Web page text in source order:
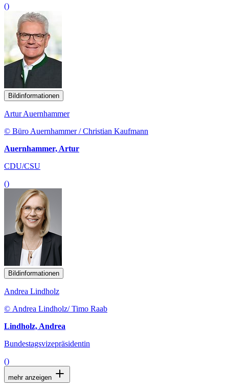
()
Bildinformationen
Artur Auernhammer
© Büro Auernhammer / Christian Kaufmann
Auernhammer, Artur
CDU/CSU
()
Bildinformationen
Andrea Lindholz
© Andrea Lindholz/ Timo Raab
Lindholz, Andrea
Bundestagsvizepräsidentin
()
mehr anzeigen